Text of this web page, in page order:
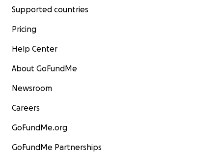
Supported countries
Pricing
Help Center
About GoFundMe
Newsroom
Careers
GoFundMe.org
GoFundMe Partnerships